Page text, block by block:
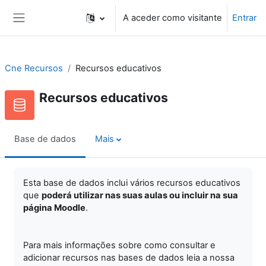
A aceder como visitante Entrar
Cne Recursos Recursos educativos
Recursos educativos
Base de dados Mais
Esta base de dados inclui vários recursos educativos
que poderá utilizar nas suas aulas ou incluir na sua
página Moodle.
Para mais informações sobre como consultar e
adicionar recursos nas bases de dados leia a nossa